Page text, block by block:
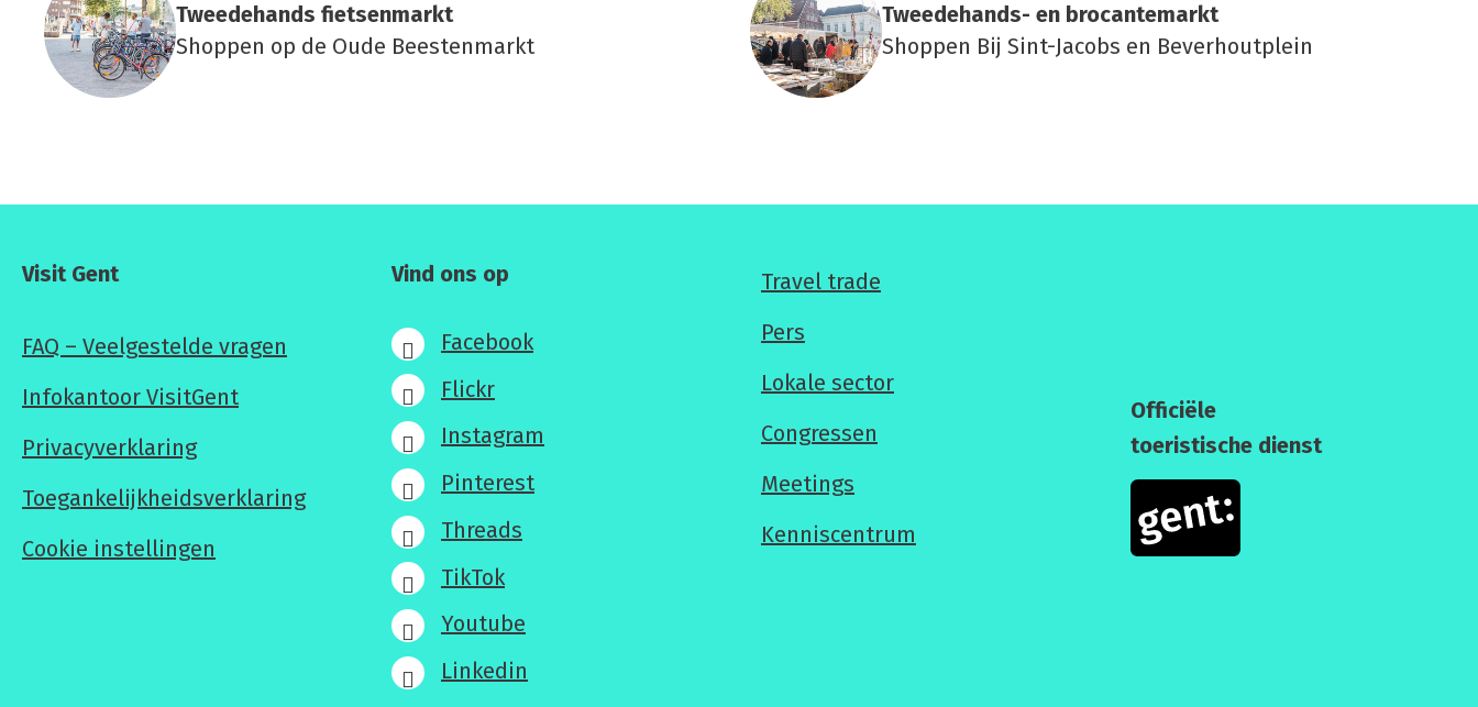
Twee­de­hands fiet­sen­markt
Shoppen op de Oude Beestenmarkt
Twee­de­hands- en bro­can­te­markt
Shoppen Bij Sint-Jacobs en Beverhoutplein
Visit Gent
FAQ – Veelgestelde vragen
Infokantoor VisitGent
Privacyverklaring
Toegankelijkheidsverklaring
Cookie instellingen
Vind ons op
Facebook
Flickr
Instagram
Pinterest
Threads
TikTok
Youtube
Linkedin
Voor
professionals
Travel trade
Pers
Lokale sector
Congressen
Meetings
Kenniscentrum
Officiële
toeristische dienst